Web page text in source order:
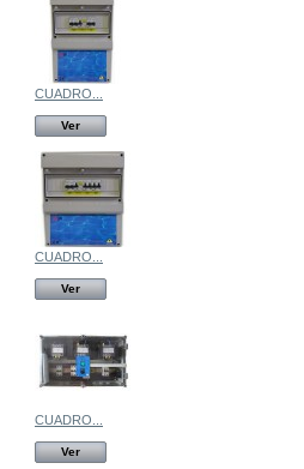
CUADRO...
Ver
CUADRO...
Ver
CUADRO...
Ver